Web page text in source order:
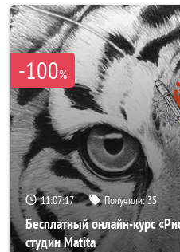
-100%
11:07:17 Получили:35
Бесплатный онлайн-курс
студии Matita